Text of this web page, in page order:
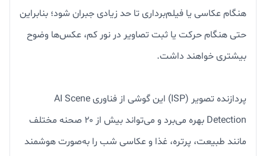
هنگام عکاسی یا فیلم‌برداری تا حد زیادی جبران شود؛ بنابراین
حتی هنگام حرکت یا ثبت تصاویر در نور کم، عکس‌ها وضوح
بیشتری خواهند داشت.
پردازنده تصویر (ISP) این گوشی از فناوری AI Scene
Detection بهره می‌برد و می‌تواند بیش از ۲۰ صحنه مختلف
مانند طبیعت، پرتره، غذا و عکاسی شب را به‌صورت هوشمند